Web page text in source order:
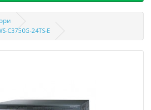
C3750G-24TS-E